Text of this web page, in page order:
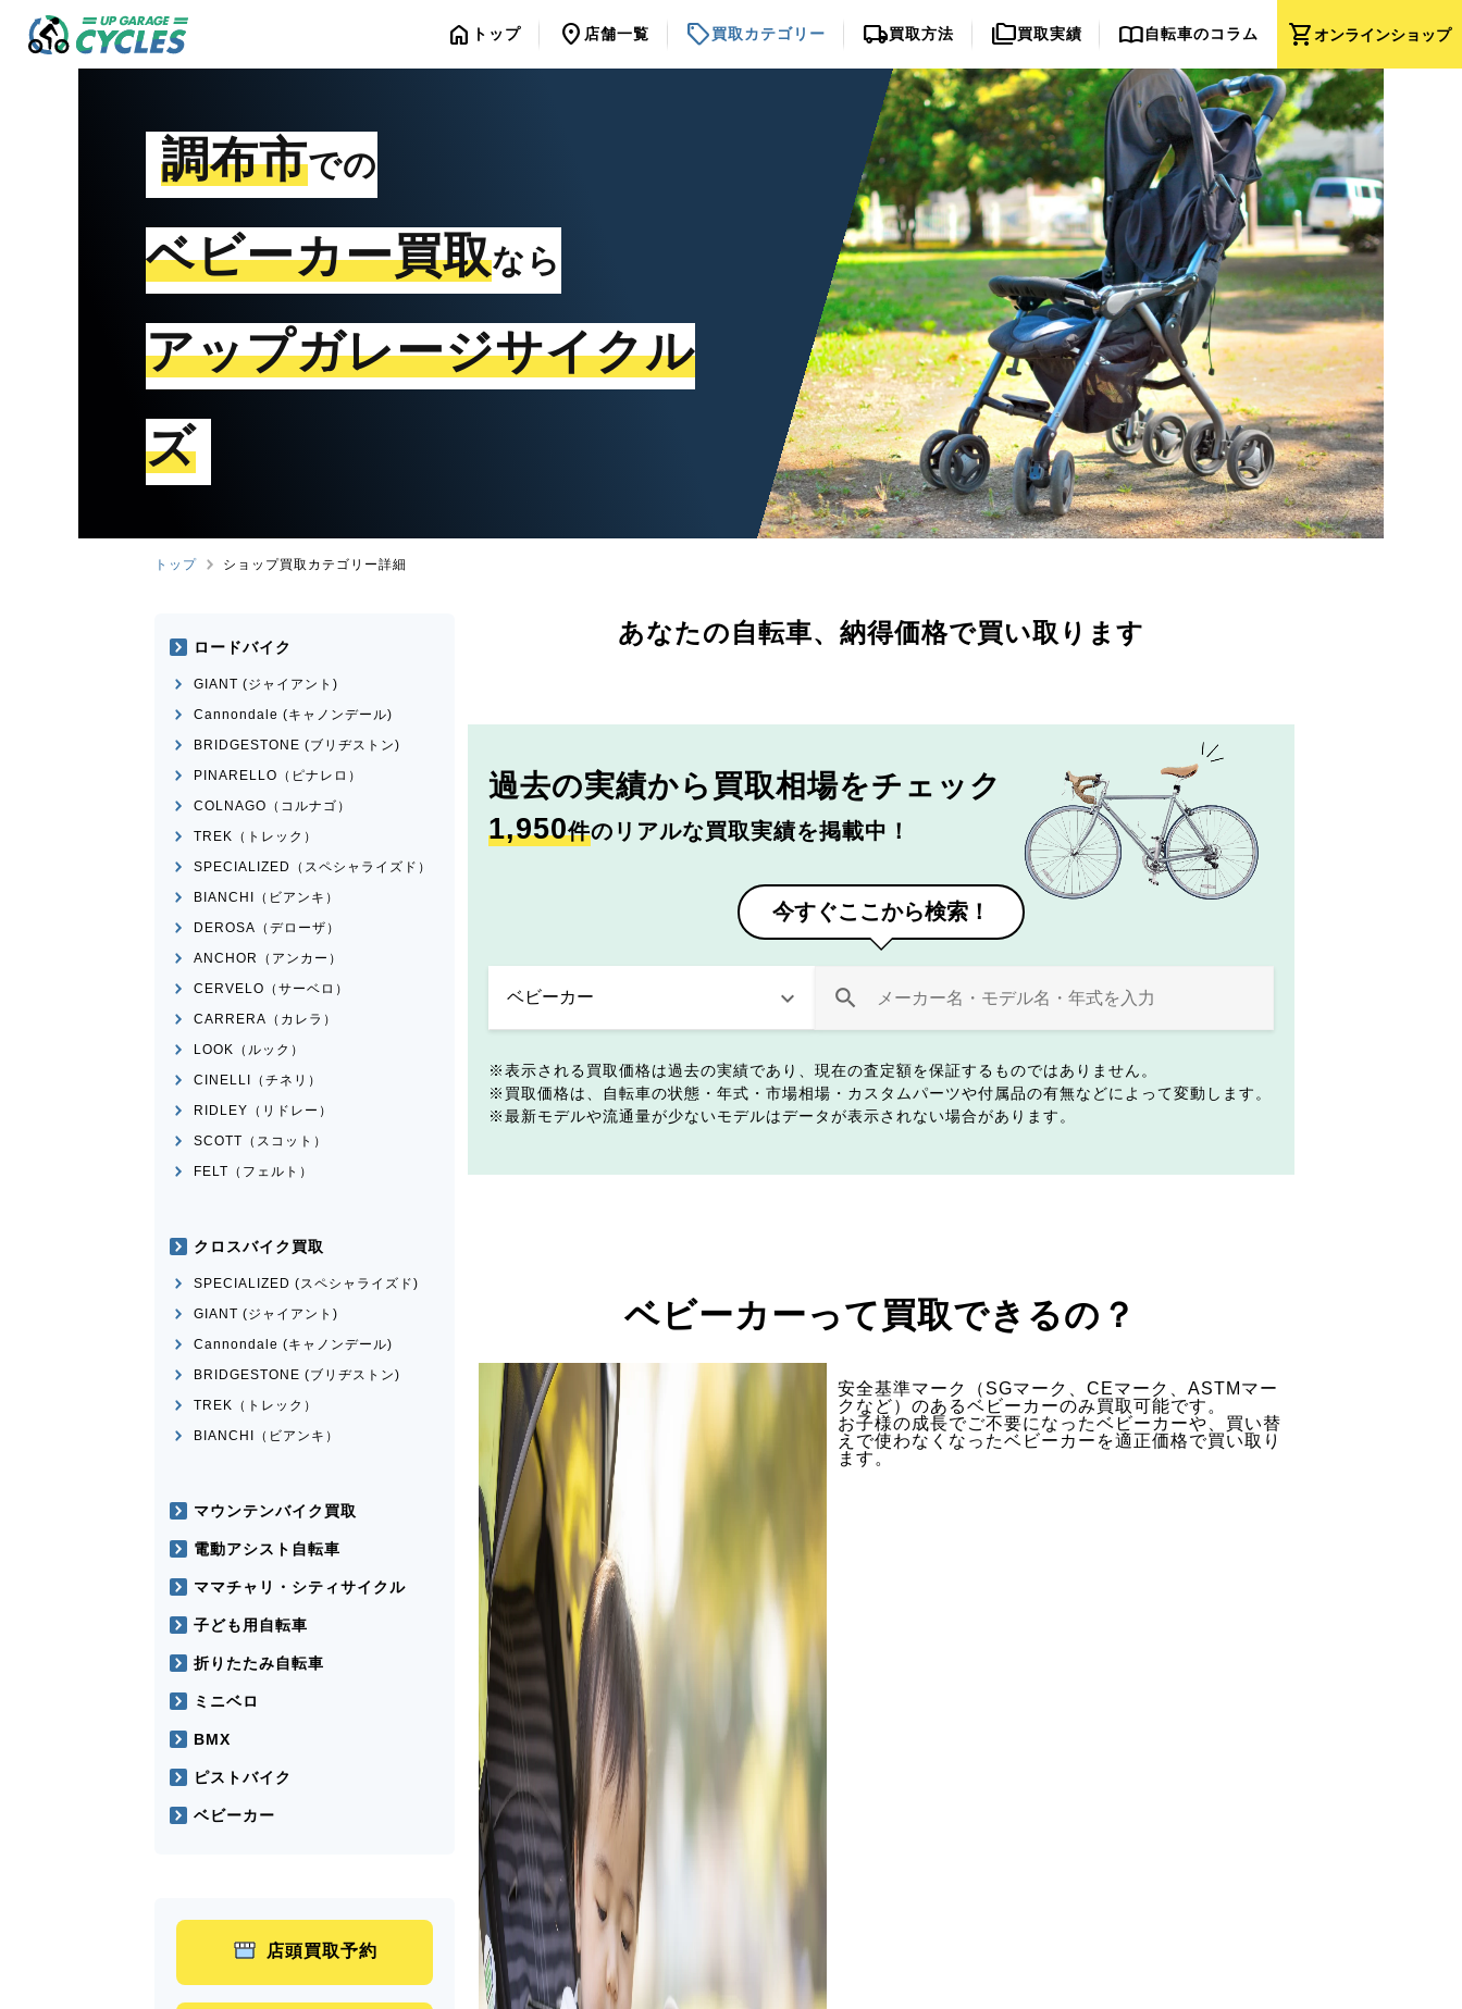
shopping_cartオンラインショップ
home トップ location_on 店舗一覧 sell買取カテゴリー local_shipping買取方法 folder_copy買取実績 import_contacts自転車のコラム
調布市での
ベビーカー買取なら
アップガレージサイクル
ズ
トップ ショップ買取カテゴリー詳細
あなたの自転車、 納得価格で買い取ります
過去の実績から 買取相場をチェック
1,950件のリアルな買取実績を掲載中！
今すぐここから検索！
表示される買取価格は過去の実績であり、現在の査定額を保証するものではありません。
買取価格は、自転車の状態・年式・市場相場・カスタムパーツや付属品の有無などによって変動します。
最新モデルや流通量が少ないモデルはデータが表示されない場合があります。
ベビーカーって買取できるの？
安全基準マーク（SGマーク、CEマーク、ASTMマー
クなど）のあるベビーカーのみ買取可能です。
お子様の成長でご不要になったベビーカーや、買い替
えで使わなくなったベビーカーを適正価格で買い取り
ます。
ロードバイク
GIANT (ジャイアント)
Cannondale (キャノンデール)
BRIDGESTONE (ブリヂストン)
PINARELLO（ピナレロ）
COLNAGO（コルナゴ）
TREK（トレック）
SPECIALIZED（スペシャライズド）
BIANCHI（ビアンキ）
DEROSA（デローザ）
ANCHOR（アンカー）
CERVELO（サーベロ）
CARRERA（カレラ）
LOOK（ルック）
CINELLI（チネリ）
RIDLEY（リドレー）
SCOTT（スコット）
FELT（フェルト）
クロスバイク買取
SPECIALIZED (スペシャライズド)
GIANT (ジャイアント)
Cannondale (キャノンデール)
BRIDGESTONE (ブリヂストン)
TREK（トレック）
BIANCHI（ビアンキ）
マウンテンバイク買取
電動アシスト自転車
ママチャリ・シティサイクル
子ども用自転車
折りたたみ自転車
ミニベロ
BMX
ピストバイク
ベビーカー
店頭買取予約